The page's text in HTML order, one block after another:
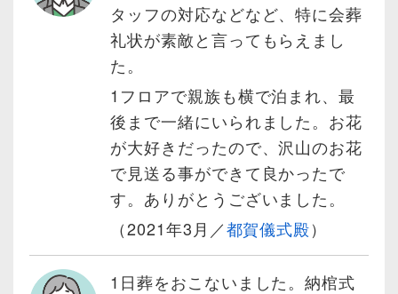
タッフの対応などなど、特に会葬
礼状が素敵と言ってもらえまし
た。
1フロアで親族も横で泊まれ、最
後まで一緒にいられました。お花
が大好きだったので、沢山のお花
で見送る事ができて良かったで
す。ありがとうございました。
（2021年3月／都賀儀式殿）
1日葬をおこないました。納棺式